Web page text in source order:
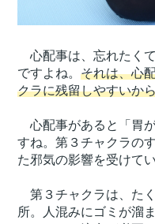
心配事は、忘れたく
ですよね。それは、心
クラに残留しやすいか
心配事があると「胃
すね。第３チャクラの
た邪気の影響を受けて
第３チャクラは、た
所。人混みにゴミが溜